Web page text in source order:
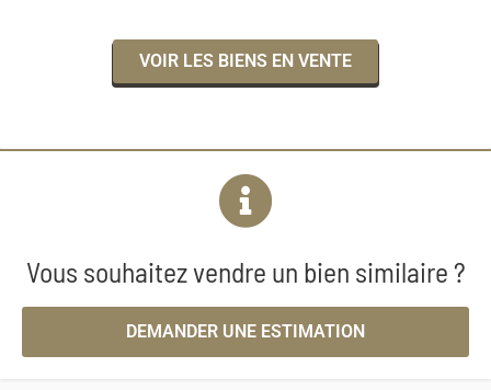
VOIR LES BIENS EN VENTE
Vous souhaitez vendre un bien similaire ?
DEMANDER UNE ESTIMATION